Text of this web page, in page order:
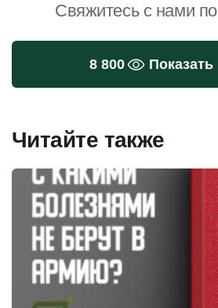
Свяжитесь с нами
8 800
Читайте также